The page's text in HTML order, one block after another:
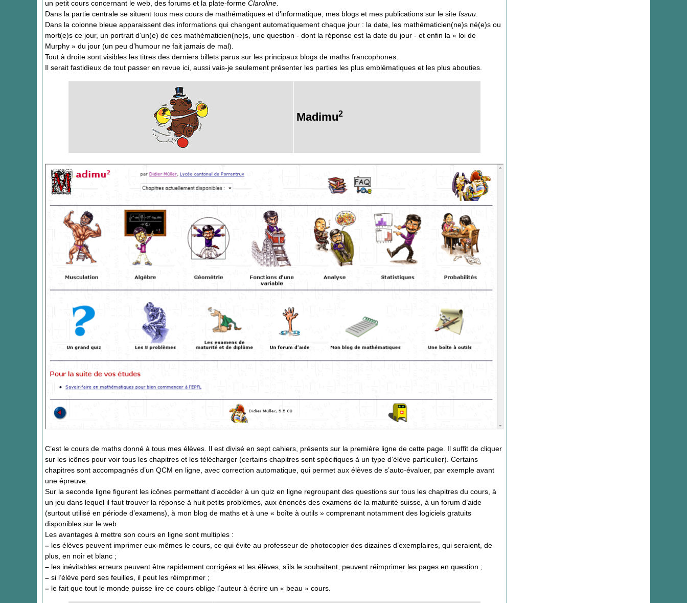
un petit cours concernant le web, des forums et la plate-forme Claroline.
Dans la partie centrale se situent tous mes cours de mathématiques et d’informatique, mes blogs et mes publications sur le site Issuu.
Dans la colonne bleue apparaissent des informations qui changent automatiquement chaque jour : la date, les mathématicien(ne)s né(e)s ou
mort(e)s ce jour, un portrait d’un(e) de ces mathématicien(ne)s, une question - dont la réponse est la date du jour - et enfin la « loi de
Murphy » du jour (un peu d’humour ne fait jamais de mal).
Tout à droite sont visibles les titres des derniers billets parus sur les principaux blogs de maths francophones.
Il serait fastidieux de tout passer en revue ici, aussi vais-je seulement présenter les parties les plus emblématiques et les plus abouties.
Madimu2
C’est le cours de maths donné à tous mes élèves. Il est divisé en sept cahiers, présents sur la première ligne de cette page. Il suffit de cliquer
sur les icônes pour voir tous les chapitres et les télécharger (certains chapitres sont spécifiques à un type d’élève particulier). Certains
chapitres sont accompagnés d’un QCM en ligne, avec correction automatique, qui permet aux élèves de s’auto-évaluer, par exemple avant
une épreuve.
Sur la seconde ligne figurent les icônes permettant d’accéder à un quiz en ligne regroupant des questions sur tous les chapitres du cours, à
un jeu dans lequel il faut trouver la réponse à huit petits problèmes, aux énoncés des examens de la maturité suisse, à un forum d’aide
(surtout utilisé en période d’examens), à mon blog de maths et à une « boîte à outils » comprenant notamment des logiciels gratuits
disponibles sur le web.
Les avantages à mettre son cours en ligne sont multiples :
– les élèves peuvent imprimer eux-mêmes le cours, ce qui évite au professeur de photocopier des dizaines d’exemplaires, qui seraient, de
plus, en noir et blanc ;
– les inévitables erreurs peuvent être rapidement corrigées et les élèves, s’ils le souhaitent, peuvent réimprimer les pages en question ;
– si l’élève perd ses feuilles, il peut les réimprimer ;
– le fait que tout le monde puisse lire ce cours oblige l’auteur à écrire un « beau » cours.